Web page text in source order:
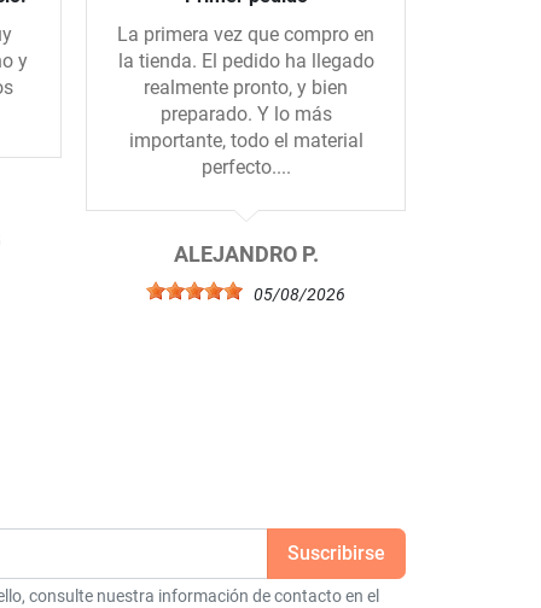
y
La primera vez que compro en
la tienda. El pedido ha llegado
realmente pronto, y bien
preparado. Y lo más
importante, todo el material
perfecto....
ALEJANDRO P.
05/08/2026
consulte nuestra información de contacto en el